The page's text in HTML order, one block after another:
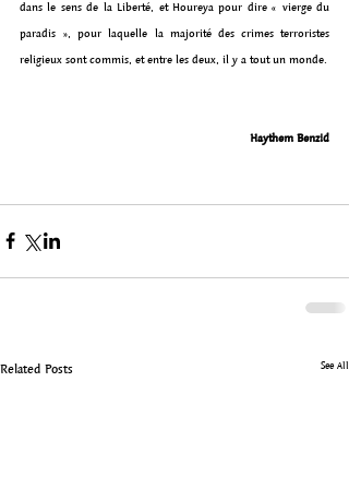
dans le sens de la Liberté, et Houreya pour dire « vierge du
paradis », pour laquelle la majorité des crimes terroristes
religieux sont commis, et entre les deux, il y a tout un monde.
Haythem Benzid
Related Posts See All